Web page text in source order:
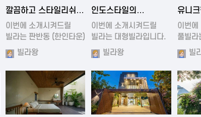
2024-11-19 01:27
깔끔하고 스타일리쉬
한 넓은 풀빌라
이번에 소개시켜드릴
빌라는 판반동 (한인타운)
에…빌라왕
2024-11-19 01:35
인도스타일의
유니크함을 가진
풀빌라
이번에 소개시켜드릴
빌라는 대형빌라입니다.
방7…빌라왕
유니
아름
이번에
풀빌라
스타빌